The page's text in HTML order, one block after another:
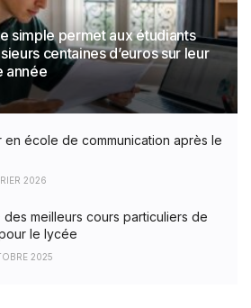
simple permet aux étudiants
centaines d’euros sur leur
année
en école de communication après le
2026
des meilleurs cours particuliers de
le lycée
2025